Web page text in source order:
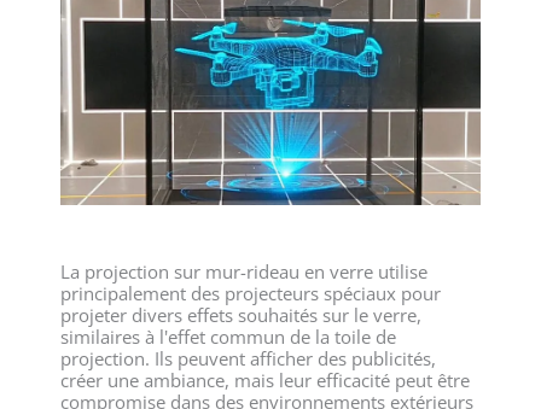
La projection sur mur-rideau en verre utilise
principalement des projecteurs spéciaux pour
projeter divers effets souhaités sur le verre,
similaires à l'effet commun de la toile de
projection. Ils peuvent afficher des publicités,
créer une ambiance, mais leur efficacité peut être
compromise dans des environnements extérieurs